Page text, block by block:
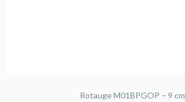
Rotauge M01BPGOP – 9 cm